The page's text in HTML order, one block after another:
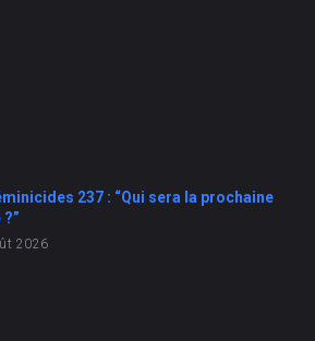
237 : “Qui sera la prochaine
2026